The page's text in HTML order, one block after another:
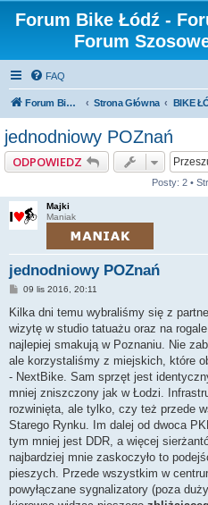
Forum Bike Łódź -
Forum
FAQ
Forum Bike Łódź - Forum Rowerowe Łódź - Forum Szosowe - Forum MTB Strona Główna BIKE
jednodniowy POZnań
ODPOWIEDZ
Posty: 2 •
Majki
Maniak
jednodniowy POZnań
P
s
09 lis 2016, 20:11
Kilka dni temu wybraliśmy się z
wizytę w studio tatuażu oraz na
najlepiej smakują w Poznaniu. Nie
ale korzystaliśmy z miejskich, które
- NextBike. Sam sprzęt jest
mniej zniszczony jak w Łodzi.
rozwinięta, ale tylko, czy też przede
Starego Rynku. Im dalej od dwoca
tym mniej jest DDR, a więcej
najbardziej mnie zaskoczyło to
pieszych. Przede wszystkim w
powyłączane sygnalizatory (poza